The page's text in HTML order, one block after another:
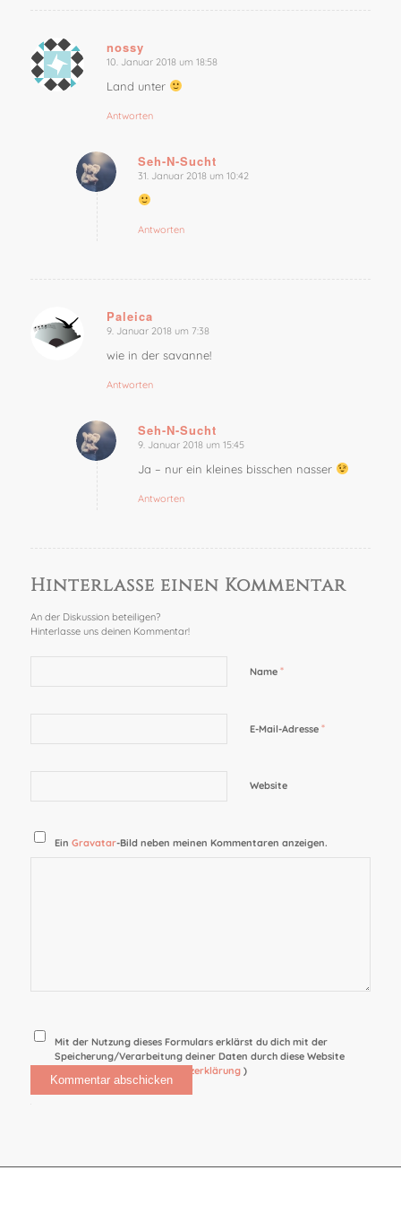
nossy
sagte:
10. Januar 2018 um 18:58
Land unter
Antworten
Seh-N-Sucht
sagte:
31. Januar 2018 um 10:42
Antworten
Paleica
sagte:
9. Januar 2018 um 7:38
wie in der savanne!
Antworten
Seh-N-Sucht
sagte:
9. Januar 2018 um 15:45
Ja – nur ein kleines bisschen nasser
Antworten
Hinterlasse einen Kommentar
An der Diskussion beteiligen?
Hinterlasse uns deinen Kommentar!
Name *
E-Mail-Adresse *
Website
EinGravatar-Bild neben meinen Kommentaren anzeigen.
Mit der Nutzung dieses Formulars erklärst du dich mit der
Speicherung/Verarbeitung deiner Daten durch diese Website
Datenschutzerklärung)